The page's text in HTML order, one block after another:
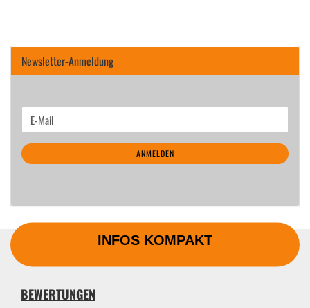
Newsletter-Anmeldung
WEITER
ZUR
NEWSLETTER-
ANMELDUNG
E-
Mail
ANMELDEN
INFOS KOMPAKT
BEWERTUNGEN